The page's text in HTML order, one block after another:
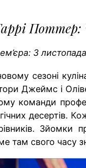
Поттер:
3 листопада
сезоні
Джеймс і
команди
десертів.
Зйомки
там свого часу